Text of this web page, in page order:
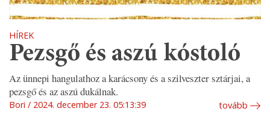
HÍREK
Pezsgő és aszú kóstoló
Az ünnepi hangulathoz a karácsony és a szilveszter sztárjai, a
pezsgő és az aszú dukálnak.
Bori 2024. december 23. 05:13:39 tovább